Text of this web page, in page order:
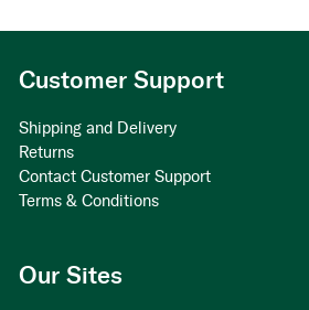
Customer Support
Shipping and Delivery
Returns
Contact Customer Support
Terms & Conditions
Our Sites